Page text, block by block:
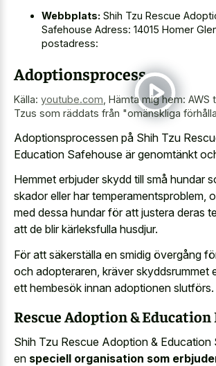
Webbplats: Shih Tzu Rescue
Safehouse Adress: 14015 Homer
postadress:
Adoptionsprocess
Källa: youtube.com Hämta mig hem: AWS
Tzus som räddats från "omänskliga
Adoptionsprocessen på Shih Tzu
Education Safehouse är genomtänkt
Hemmet erbjuder skydd till små hundar
skador eller har temperamentsproblem,
med dessa hundar för att justera deras
att de blir kärleksfulla husdjur.
För att säkerställa en smidig övergång
och adopteraren, kräver skyddsrummet
ett hembesök innan adoptionen slutförs.
Rescue Adoption &
Shih Tzu Rescue Adoption & Education
en speciell organisation som